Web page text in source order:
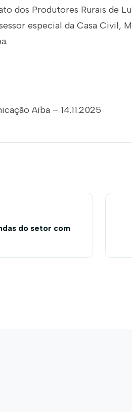
dos Produtores Rurais de
especial da Casa Civil,
Aiba – 14.11.2025
do setor com